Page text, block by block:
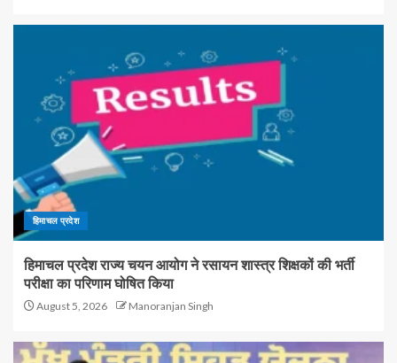
हिमाचल प्रदेश
हिमाचल प्रदेश राज्य चयन आयोग ने रसायन शास्त्र शिक्षकों की भर्ती
परीक्षा का परिणाम घोषित किया
August 5, 2026 Manoranjan Singh